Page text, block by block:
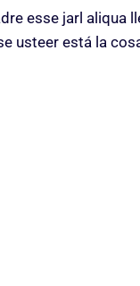
esse jarl aliqua
usteer está la